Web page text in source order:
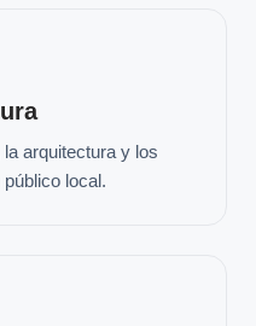
arquitectura y los
local.